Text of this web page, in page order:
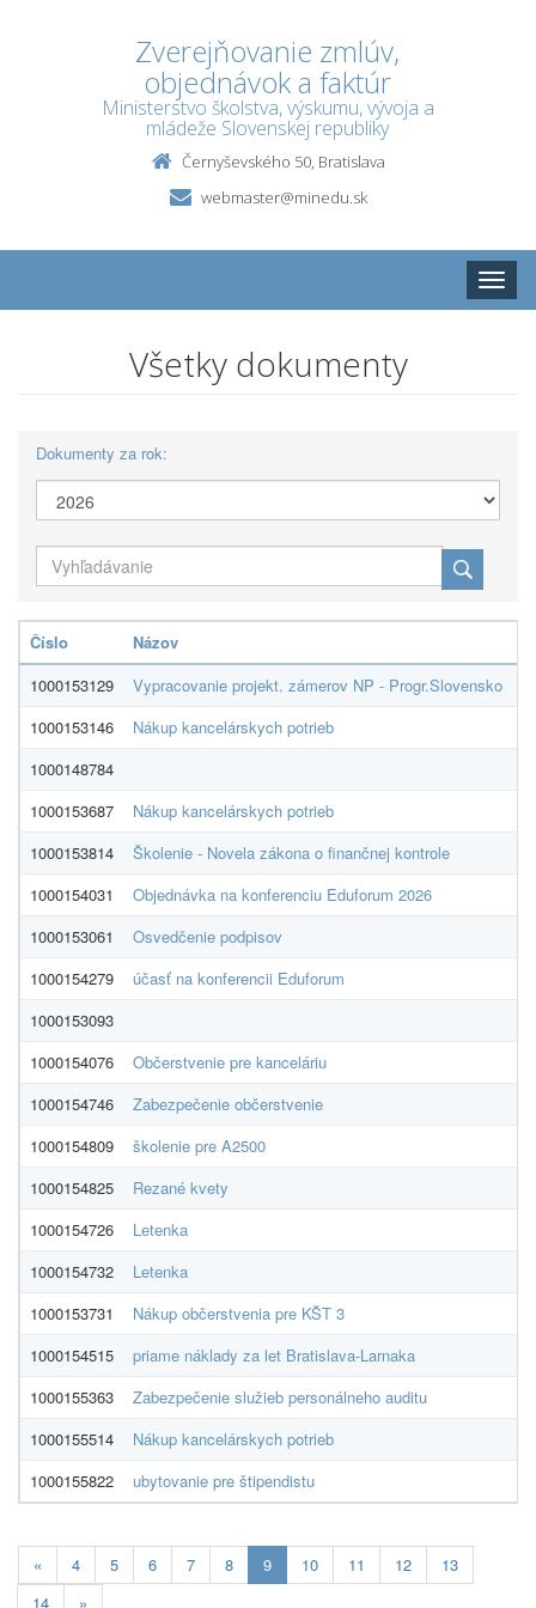
Zverejňovanie zmlúv,
objednávok a faktúr
Ministerstvo školstva, výskumu, vývoja a
mládeže Slovenskej republiky
Černyševského 50, Bratislava
webmaster@minedu.sk
Toggle
Všetky dokumenty
Dokumenty za rok:
Číslo Názov
1000153129
Vypracovanie projekt. zámerov NP - Progr.Slovensko
1000153146
Nákup kancelárskych potrieb
1000148784
1000153687
Nákup kancelárskych potrieb
1000153814
Školenie - Novela zákona o finančnej kontrole
1000154031
Objednávka na konferenciu Eduforum 2026
1000153061
Osvedčenie podpisov
1000154279
účasť na konferencii Eduforum
1000153093
1000154076
Občerstvenie pre kanceláriu
1000154746
Zabezpečenie občerstvenie
1000154809
školenie pre A2500
1000154825
Rezané kvety
1000154726
Letenka
1000154732
Letenka
1000153731
Nákup občerstvenia pre KŠT 3
1000154515
priame náklady za let Bratislava-Larnaka
1000155363
Zabezpečenie služieb personálneho auditu
1000155514
Nákup kancelárskych potrieb
1000155822
ubytovanie pre štipendistu
« 4 5 6 7 8 9Aktualna-
stranka
10 11 12
13
14
»